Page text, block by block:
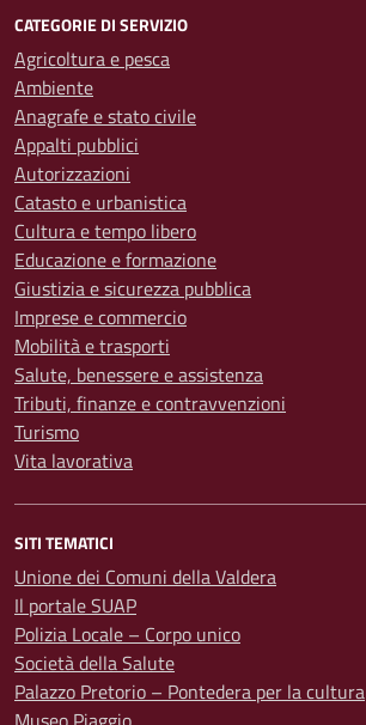
CATEGORIE DI SERVIZIO
Agricoltura e pesca
Ambiente
Anagrafe e stato civile
Appalti pubblici
Autorizzazioni
Catasto e urbanistica
Cultura e tempo libero
Educazione e formazione
Giustizia e sicurezza pubblica
Imprese e commercio
Mobilità e trasporti
Salute, benessere e assistenza
Tributi, finanze e contravvenzioni
Turismo
Vita lavorativa
SITI TEMATICI
Unione dei Comuni della Valdera
Il portale SUAP
Polizia Locale – Corpo unico
Società della Salute
Palazzo Pretorio – Pontedera per la cultura